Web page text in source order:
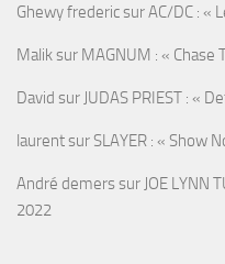
Ghewy fredericsurAC/DC : «
Maliksur MAGNUM : « Chase
David sur JUDAS PRIEST : «
laurentsur SLAYER : « Show
André demerssur JOE LYNN
2022